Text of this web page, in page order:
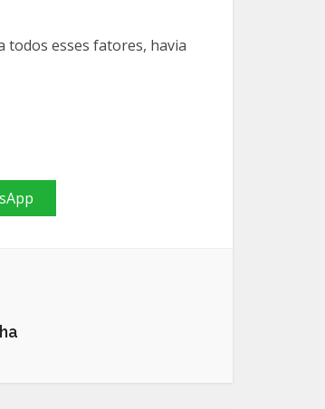
todos esses fatores, havia